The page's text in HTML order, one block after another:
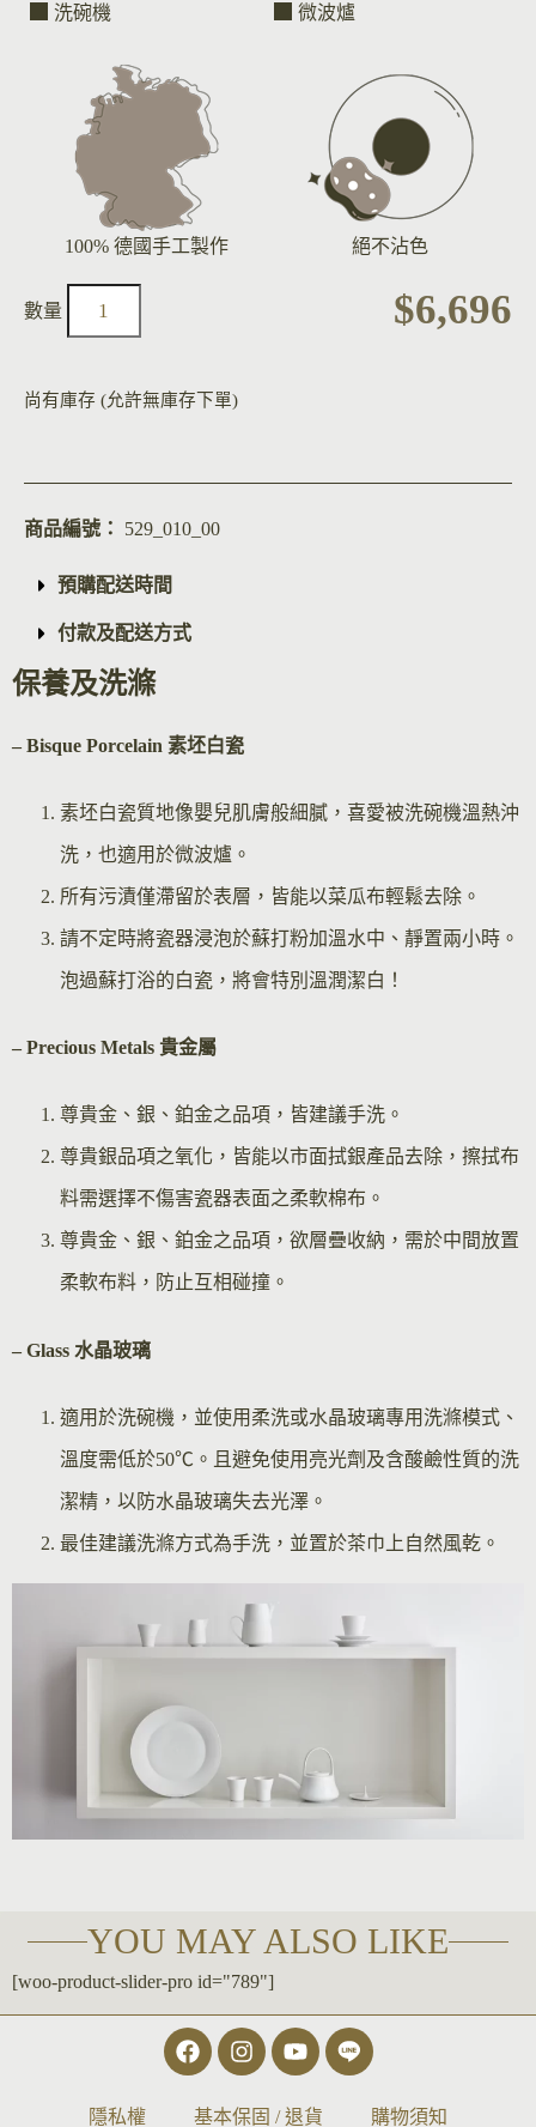
洗碗機 微波爐
100% 德國手工製作 絕不沾色
$6,696
尚有庫存 (允許無庫存下單)
商品編號： 529_010_00
預購配送時間
付款及配送方式
保養及洗滌
– Bisque Porcelain 素坯白瓷
素坯白瓷質地像嬰兒肌膚般細膩，喜愛被洗碗機溫熱沖
洗，也適用於微波爐。
所有污漬僅滯留於表層，皆能以菜瓜布輕鬆去除。
請不定時將瓷器浸泡於蘇打粉加溫水中、靜置兩小時。
泡過蘇打浴的白瓷，將會特別溫潤潔白！
– Precious Metals 貴金屬
尊貴金、銀、鉑金之品項，皆建議手洗。
尊貴銀品項之氧化，皆能以市面拭銀產品去除，擦拭布
料需選擇不傷害瓷器表面之柔軟棉布。
尊貴金、銀、鉑金之品項，欲層疊收納，需於中間放置
柔軟布料，防止互相碰撞。
– Glass 水晶玻璃
適用於洗碗機，並使用柔洗或水晶玻璃專用洗滌模式、
溫度需低於50℃。且避免使用亮光劑及含酸鹼性質的洗
潔精，以防水晶玻璃失去光澤。
最佳建議洗滌方式為手洗，並置於茶巾上自然風乾。
YOU MAY ALSO LIKE
[woo-product-slider-pro id="789"]
隱私權 基本保固 / 退貨 購物須知